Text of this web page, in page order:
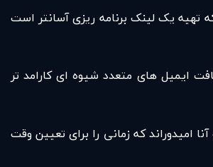
تهیه یک لینک برنامه ریزی آسانتر است
ایمیل های متعدد شیوه ای کارامد تر
که زمانی را برای تعیین وقت